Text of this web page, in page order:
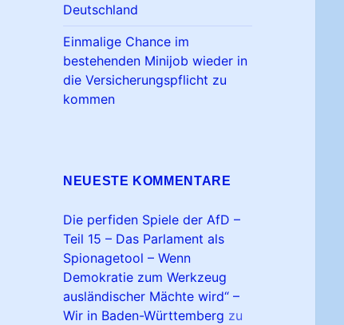
Deutschland
Einmalige Chance im
bestehenden Minijob wieder in
die Versicherungspflicht zu
kommen
NEUESTE KOMMENTARE
Die perfiden Spiele der AfD –
Teil 15 – Das Parlament als
Spionagetool – Wenn
Demokratie zum Werkzeug
ausländischer Mächte wird“ –
Wir in Baden-Württemberg zu